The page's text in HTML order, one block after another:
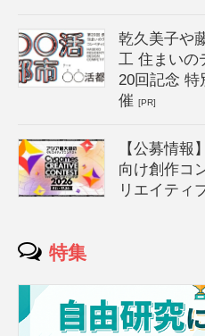
乾久美子や
工 住まいの
20回記念 特
催[PR]
【公募情報
向け創作コ
リエイティ
特集